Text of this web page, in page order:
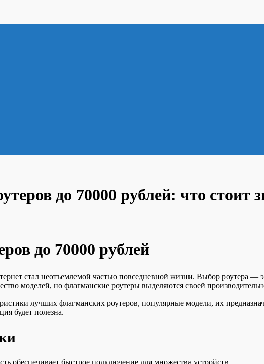
до 70000 рублей: что стоит
до 70000 рублей
стал неотъемлемой частью повседневной жизни. Выбор роутера —
моделей, но флагманские роутеры выделяются своей
лучших флагманских роутеров, популярные модели, их
будет полезна.
обеспечивает быстрое подключение для множества устройств.